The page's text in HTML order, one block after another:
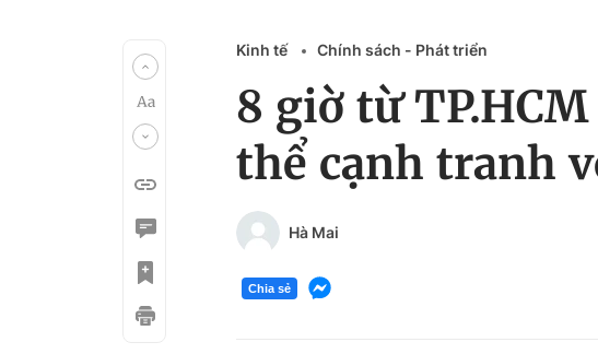
Kinh tế Chính sách - Phát triển
8 giờ từ
thể cạnh tranh
Hà Mai
Chia sẻ